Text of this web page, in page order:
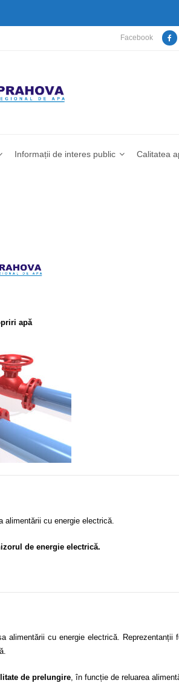
Facebook
Informații de interes public Calitatea
apă
alimentării cu energie electrică.
de energie electrică.
alimentării cu energie electrică. Reprezentanții
de prelungire, în funcție de reluarea